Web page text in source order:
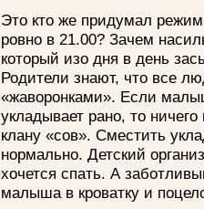
Это кто же придумал
ровно в 21.00? Зачем
который изо дня в день
Родители знают, что все
«жаворонками». Если
укладывает рано, то
клану «сов». Сместить
нормально. Детский
хочется спать. А
малыша в кроватку и